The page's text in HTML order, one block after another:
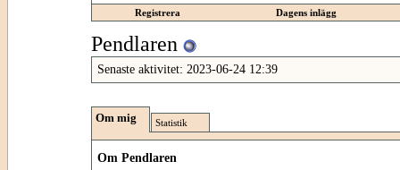
Registrera Dagens inlägg
Pendlaren
Senaste aktivitet: 2023-06-24 12:39
Om mig Statistik
Om Pendlaren